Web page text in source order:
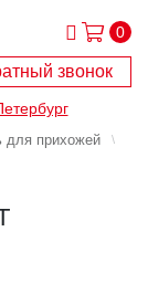
0
звонок
для прихожей